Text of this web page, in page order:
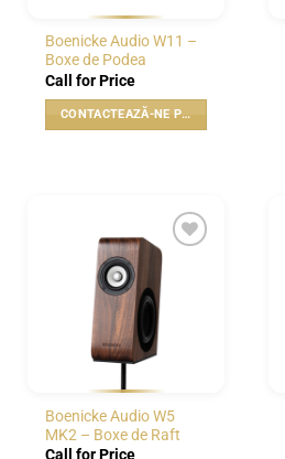
Boenicke Audio W11 –
Boxe de Podea
Call for Price
CONTACTEAZĂ-NE PENTRU PREȚ
WISHLIST
Boenicke Audio W5
MK2 – Boxe de Raft
Call for Price